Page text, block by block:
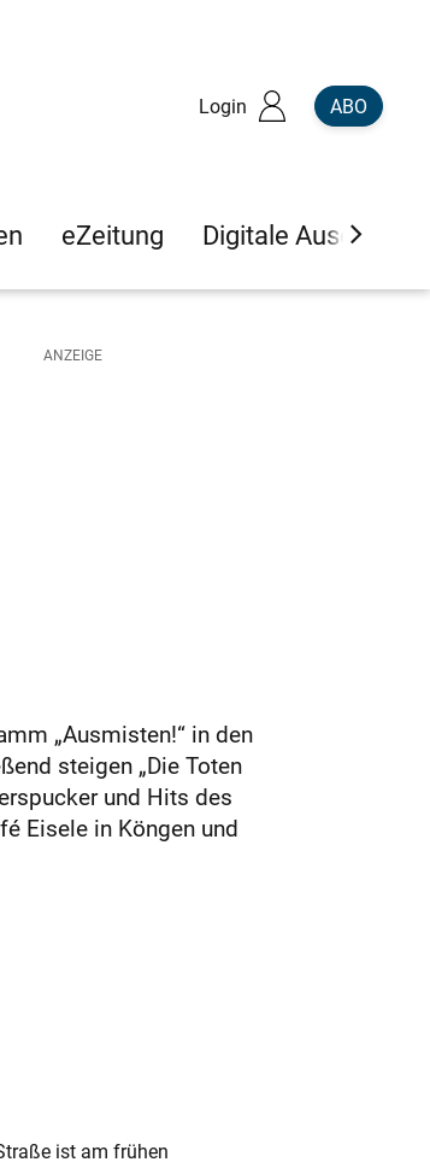
Login ABO
eZeitung Digitale Ausgaben
„Ausmisten!“ in den
steigen „Die Toten
und Hits des
Eisele in Köngen und
ist am frühen